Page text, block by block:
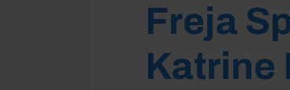
Freja
Katrine